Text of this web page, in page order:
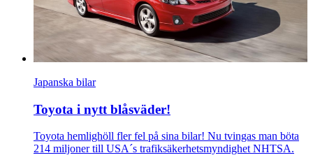
Japanska bilar
Toyota i nytt blåsväder!
Toyota hemlighöll fler fel på sina bilar! Nu tvingas man böta
214 miljoner till USA´s trafiksäkerhetsmyndighet NHTSA.